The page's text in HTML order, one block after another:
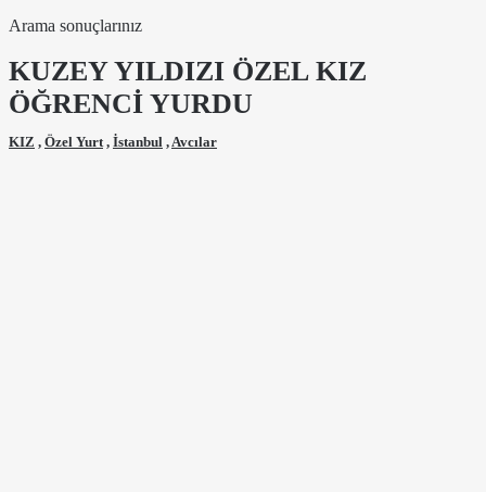
Arama sonuçlarınız
KUZEY YILDIZI ÖZEL KIZ
ÖĞRENCİ YURDU
KIZ , Özel Yurt , İstanbul , Avcılar